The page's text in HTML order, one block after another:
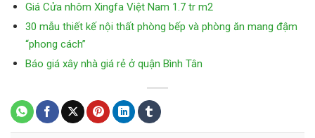
Giá Cửa nhôm Xingfa Việt Nam 1.7 tr m2
30 mẫu thiết kế nội thất phòng bếp và phòng ăn mang đậm
“phong cách”
Báo giá xây nhà giá rẻ ở quận Bình Tân